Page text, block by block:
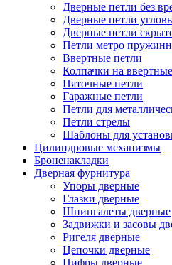
Дверные петли без
Дверные петли
Дверные петли
Петли метро
Ввертные петли
Колпачки на
Пяточные петли
Гаражные петли
Петли для
Петли стрелы
Шаблоны для
Цилиндровые механизмы
Броненакладки
Дверная фурнитура
Упоры дверные
Глазки дверные
Шпингалеты дверные
Задвижки и засовы
Ригеля дверные
Цепочки дверные
Цифры дверные